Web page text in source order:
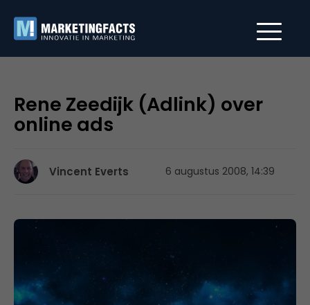
Rene Zeedijk (Adlink) over
online ads
Vincent Everts 6 augustus 2008, 14:39